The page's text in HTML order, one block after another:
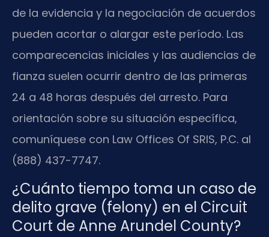
de la evidencia y la negociación de acuerdos
pueden acortar o alargar este período. Las
comparecencias iniciales y las audiencias de
fianza suelen ocurrir dentro de las primeras
24 a 48 horas después del arresto. Para
orientación sobre su situación específica,
comuníquese con Law Offices Of SRIS, P.C. al
(888) 437-7747.
¿Cuánto tiempo toma un caso de
delito grave (felony) en el Circuit
Court de Anne Arundel County?